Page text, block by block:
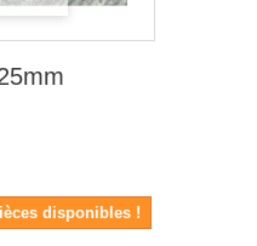
disponibles !